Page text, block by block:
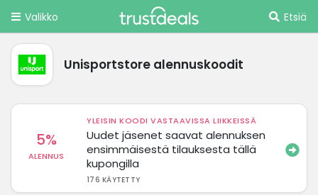
Valikko Etsiä
Unisportstore alennuskoodit
5%
ALENNUS
YLEISIN KOODI VASTAAVISSA LIIKKEISSÄ
Uudet jäsenet saavat alennuksen
ensimmäisestä tilauksesta tällä
kupongilla
176 KÄYTETTY